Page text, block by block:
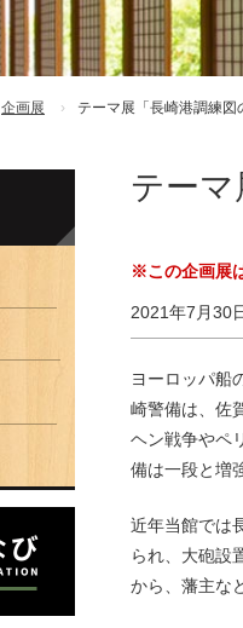
企画展 テーマ展「長崎港調練図
テーマ
※この企画展
2021年7月30
ヨーロッパ船
崎警備は、佐
ヘン戦争やペ
備は一段と増
近年当館では
られ、大砲設
から、藩主な